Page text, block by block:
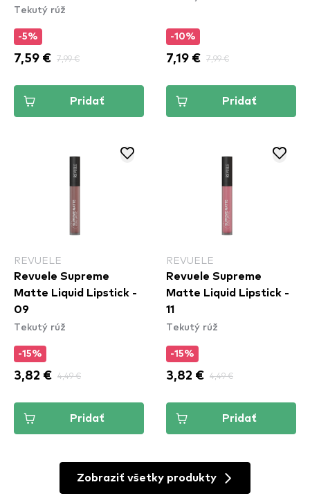
– Athens (SMLC15)
Tekutý rúž
-5%
7,59 € 7,99 €
Pridať
-10%
7,19 € 7,99 €
Pridať
REVUELE
Revuele Supreme
Matte Liquid Lipstick -
09
Tekutý rúž
-15%
3,82 € 4,49 €
Pridať
REVUELE
Revuele Supreme
Matte Liquid Lipstick -
11
Tekutý rúž
-15%
3,82 € 4,49 €
Pridať
Zobraziť všetky produkty